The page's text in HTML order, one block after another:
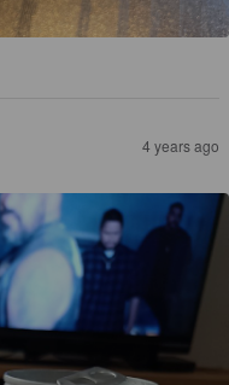
4 years ago